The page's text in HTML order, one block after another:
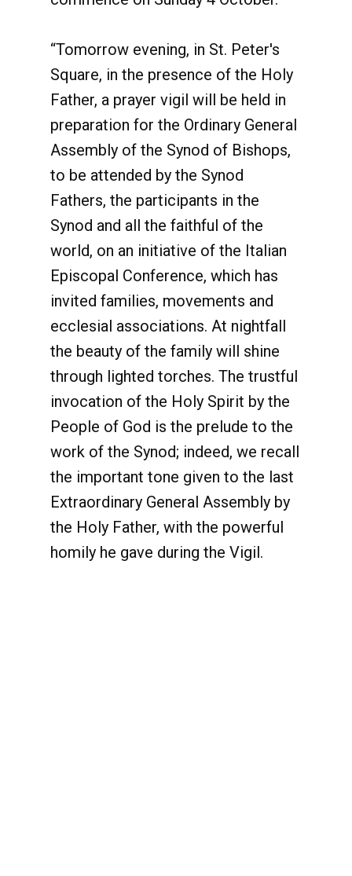
“Tomorrow evening, in St. Peter's
Square, in the presence of the Holy
Father, a prayer vigil will be held in
preparation for the Ordinary General
Assembly of the Synod of Bishops,
to be attended by the Synod
Fathers, the participants in the
Synod and all the faithful of the
world, on an initiative of the Italian
Episcopal Conference, which has
invited families, movements and
ecclesial associations. At nightfall
the beauty of the family will shine
through lighted torches. The trustful
invocation of the Holy Spirit by the
People of God is the prelude to the
work of the Synod; indeed, we recall
the important tone given to the last
Extraordinary General Assembly by
the Holy Father, with the powerful
homily he gave during the Vigil.